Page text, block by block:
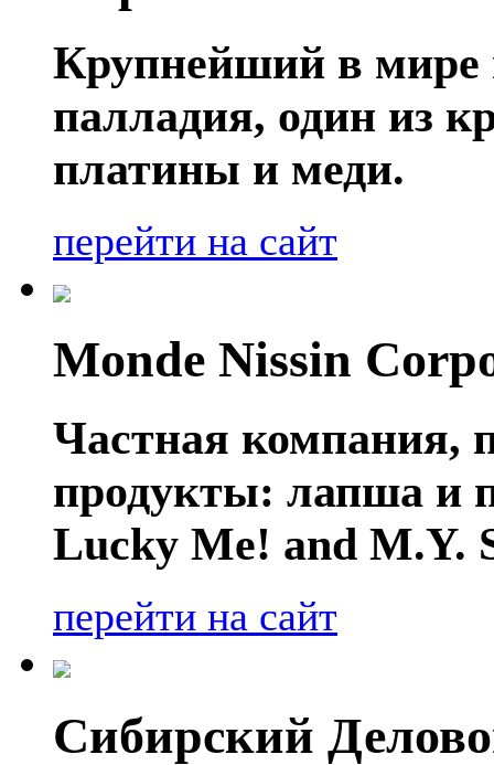
Крупнейший в мире
палладия, один из
платины и меди.
перейти на сайт
Monde Nissin
Частная компания,
продукты: лапша и
Lucky Me! and M.Y.
перейти на сайт
Сибирский